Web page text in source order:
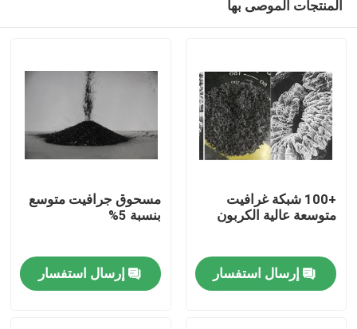
مسكن
المنتجات الموصى بها
+100 شبكة غرافيت
متوسعة عالية الكربون
إرسال استفسار
مسحوق جرافيت متوسع
بنسبة 5%
إرسال استفسار